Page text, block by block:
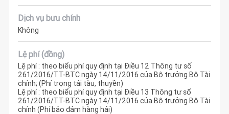
Dịch vụ bưu chính
Không
Lệ phí (đồng)
Lệ phí : theo biểu phí quy định tại Điều 12 Thông tư số
261/2016/TT-BTC ngày 14/11/2016 của Bộ trưởng Bộ Tài
chính; (Phí trọng tải tàu, thuyền)
Lệ phí : theo biểu phí quy định tại Điều 13 Thông tư số
261/2016/TT-BTC ngày 14/11/2016 của Bộ trưởng Bộ Tài
chính (Phí bảo đảm hàng hải)